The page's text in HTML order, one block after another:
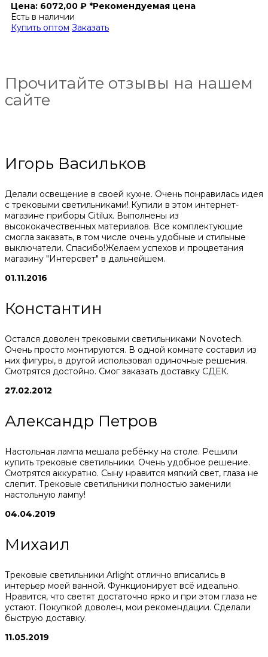
Цена: 6072,00 ₽ *Рекомендуемая цена
Есть в наличии
Купить оптом Заказать
Прочитайте отзывы на нашем
сайте
Игорь Васильков
Делали освещение в своей кухне. Очень понравилась идея
с трековыми светильниками! Купили в этом интернет-
магазине приборы Citilux. Выполнены из
высококачественных материалов. Все комплектующие
смогла заказать, в том числе очень удобные и стильные
выключатели. Спасибо!Желаем успехов и процветания
магазину "Интерсвет" в дальнейшем.
01.11.2016
Константин
Остался доволен трековыми светильниками Novotech.
Очень просто монтируются. В одной комнате составил из
них фигуры, в другой использовал одиночные решения.
Смотрятся достойно. Смог заказать доставку СДЕК.
27.02.2012
Александр Петров
Настольная лампа мешала ребёнку на столе. Решили
купить трековые светильники. Очень удобное решение.
Смотрятся аккуратно. Сыну нравится мягкий свет, глаза не
слепит. Трековые светильники полностью заменили
настольную лампу!
04.04.2019
Михаил
Трековые светильники Arlight отлично вписались в
интерьер моей ванной. Функционирует всё идеально.
Нравится, что светят достаточно ярко и при этом глаза не
устают. Покупкой доволен, мои рекомендации. Сделали
быструю доставку.
11.05.2019